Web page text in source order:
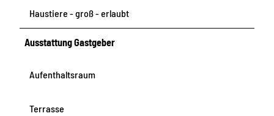
Haustiere - groß - erlaubt
Ausstattung Gastgeber
Aufenthaltsraum
Terrasse